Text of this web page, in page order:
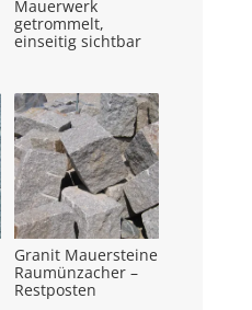
Mauerwerk
getrommelt,
einseitig sichtbar
Granit Mauersteine
Raumünzacher –
Restposten